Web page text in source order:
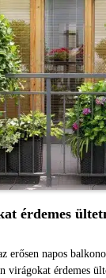
érdemes
erősen napos
virágokat érdemes